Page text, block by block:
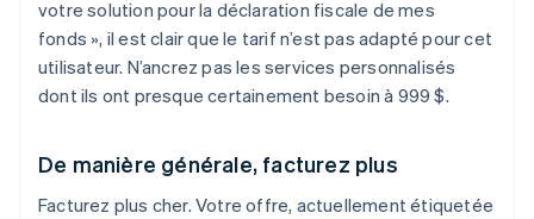
votre solution pour la déclaration fiscale de mes
fonds », il est clair que le tarif n’est pas adapté pour cet
utilisateur. N’ancrez pas les services personnalisés
dont ils ont presque certainement besoin à 999 $.
De manière générale, facturez plus
Facturez plus cher. Votre offre, actuellement étiquetée